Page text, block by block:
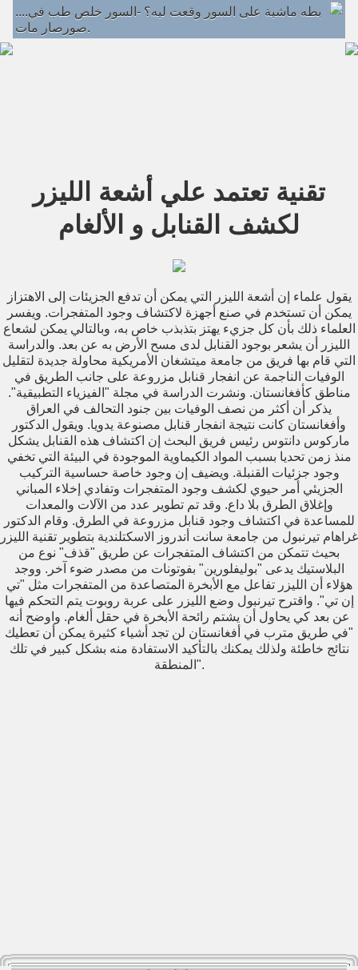
....بطه ﻣﺎﺷﻴﺔ ﻋﻠﻰ ﺍﻟﺴﻮﺭ ﻭﻗﻌﺖ ﻟﻴﻪ؟ -ﺍﻟﺴﻮﺭ ﺧﻠﺺ ﻃﺐ ﻓﻲ
ﺻﻮﺭﺻﺎﺭ ﻣﺎﺕ.
تقنية تعتمد علي أشعة الليزر
لكشف القنابل و اﻷلغام
يقول علماء إن أشعة الليزر التي يمكن أن تدفع الجزيئات إلى الاهتزاز
يمكن أن تستخدم في صنع أجهزة لاكتشاف وجود المتفجرات. ويفسر
العلماء ذلك بأن كل جزيء يهتز بتذبذب خاص به، وبالتالي يمكن لشعاع
الليزر أن يشعر بوجود القنابل لدى مسح الأرض به عن بعد. والدراسة
التي قام بها فريق من جامعة ميتشغان الأمريكية محاولة جديدة لتقليل
الوفيات الناجمة عن انفجار قنابل مزروعة على جانب الطريق في
مناطق كأفغانستان. ونشرت الدراسة في مجلة "الفيزياء التطبيقية".
يذكر أن أكثر من نصف الوفيات بين جنود التحالف في العراق
وأفغانستان كانت نتيجة انفجار قنابل مصنوعة يدويا. ويقول الدكتور
ماركوس دانتوس رئيس فريق البحث إن اكتشاف هذه القنابل يشكل
منذ زمن تحديا بسبب المواد الكيماوية الموجودة في البيئة التي تخفي
وجود جزئيات القنبلة. ويضيف إن وجود خاصة حساسية التركيب
الجزيئي أمر حيوي لكشف وجود المتفجرات وتفادي إخلاء المباني
وإغلاق الطرق بلا داع. وقد تم تطوير عدد من الآلات والمعدات
للمساعدة في اكتشاف وجود قنابل مزروعة في الطرق. وقام الدكتور
غراهام تيرنبول من جامعة سانت أندروز الاسكتلندية بتطوير تقنية الليزر
بحيث تتمكن من اكتشاف المتفجرات عن طريق "قذف" نوع من
البلاستيك يدعى "بوليفلورين" بفوتونات من مصدر ضوء آخر. ووجد
هؤلاء أن الليزر تفاعل مع الأبخرة المتصاعدة من المتفجرات مثل "تي
إن تي". واقترح تيرنبول وضع الليزر على عربة روبوت يتم التحكم فيها
عن بعد كي يحاول أن يشتم رائحة الأبخرة في حقل ألغام. واوضح أنه
"في طريق مترب في أفغانستان لن تجد أشياء كثيرة يمكن أن تعطيك
نتائج خاطئة ولذلك يمكنك بالتأكيد الاستفادة منه بشكل كبير في تلك
المنطقة".